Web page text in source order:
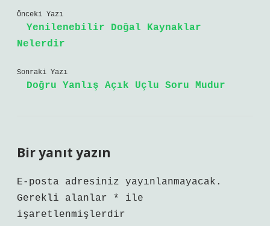
Önceki Yazı
Yenilenebilir Doğal Kaynaklar
Nelerdir
Sonraki Yazı
Doğru Yanlış Açık Uçlu Soru Mudur
Bir yanıt yazın
E-posta adresiniz yayınlanmayacak.
Gerekli alanlar
*
ile
işaretlenmişlerdir